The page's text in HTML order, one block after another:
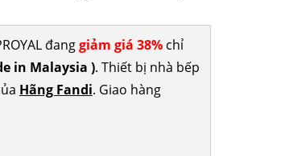
đanggiảm giá 38%chỉ
in Malaysia ). Thiết bị nhà bếp
Hãng Fandi. Giao hàng